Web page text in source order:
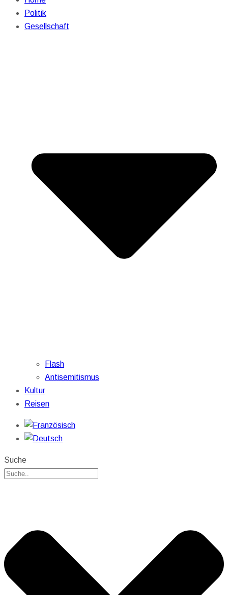
Politik
Gesellschaft
Flash
Antisemitismus
Kultur
Reisen
Suche